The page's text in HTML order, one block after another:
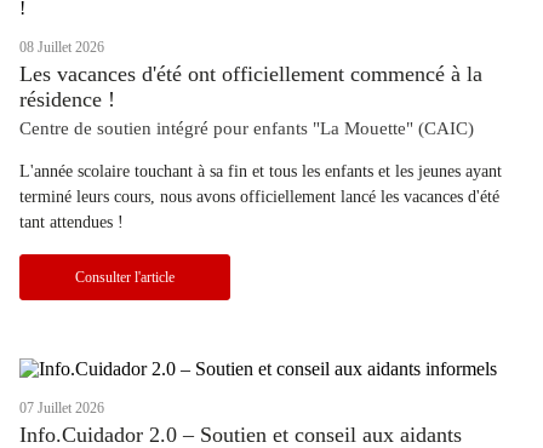
08 Juillet 2026
Les vacances d'été ont officiellement commencé à la
résidence !
Centre de soutien intégré pour enfants "La Mouette" (CAIC)
L'année scolaire touchant à sa fin et tous les enfants et les jeunes ayant
terminé leurs cours, nous avons officiellement lancé les vacances d'été
tant attendues !
Consulter l'article
07 Juillet 2026
Info.Cuidador 2.0 – Soutien et conseil aux aidants